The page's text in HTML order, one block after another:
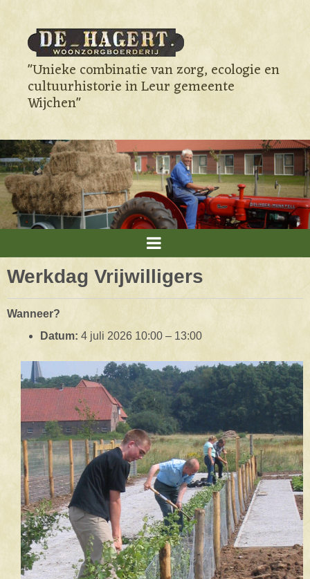
"Unieke combinatie van zorg, ecologie en
cultuurhistorie in Leur gemeente
Wijchen"
Werkdag Vrijwilligers
Wanneer?
Datum: 4 juli 2026 10:00 – 13:00